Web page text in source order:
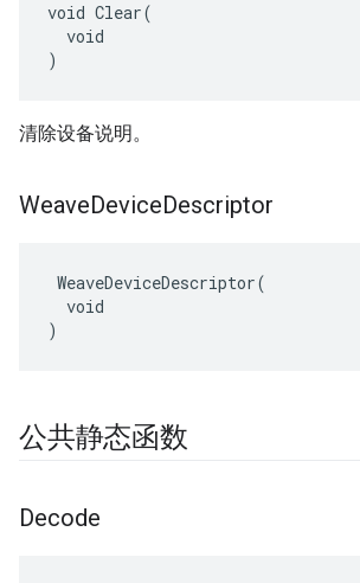
void Clear(
  void
)
清除设备说明。
WeaveDeviceDescriptor
WeaveDeviceDescriptor(
  void
)
公共静态函数
Decode